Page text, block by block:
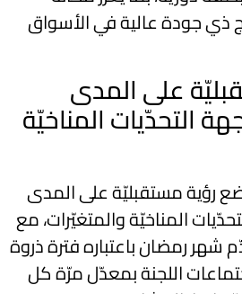
ذي جودة عالية في الأسواق
على المدى
التحدّيات المناخيّة
رؤية مستقبليّة على المدى
المناخيّة والمتغيّرات، مع
شهر رمضان باعتباره فترة ذروة
اللجنة بمعدّل مرّة كل